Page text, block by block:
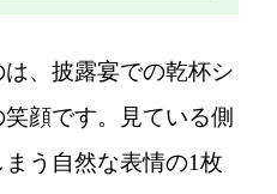
、披露宴での乾杯シ
顔です。見ている側
う自然な表情の1枚